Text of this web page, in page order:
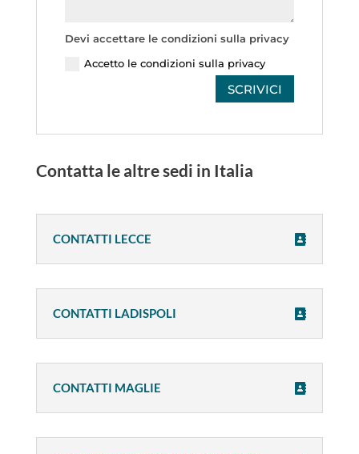
Devi accettare le condizioni sulla privacy
Accetto le condizioni sulla privacy
SCRIVICI
Contatta le altre sedi in Italia
CONTATTI LECCE
CONTATTI LADISPOLI
CONTATTI MAGLIE